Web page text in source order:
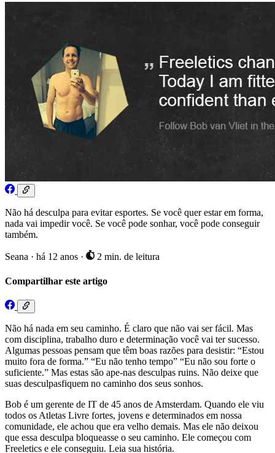
Não há desculpa para evitar esportes. Se você quer estar em forma,
nada vai impedir você. Se você pode sonhar, você pode conseguir
também.
Seana · há 12 anos · 2 min. de leitura
Compartilhar este artigo
Não há nada em seu caminho. É claro que não vai ser fácil. Mas
com disciplina, trabalho duro e determinação você vai ter sucesso.
Algumas pessoas pensam que têm boas razões para desistir: “Estou
muito fora de forma.” “Eu não tenho tempo” “Eu não sou forte o
suficiente.” Mas estas são ape-nas desculpas ruins. Não deixe que
suas desculpasfiquem no caminho dos seus sonhos.
Bob é um gerente de IT de 45 anos de Amsterdam. Quando ele viu
todos os Atletas Livre fortes, jovens e determinados em nossa
comunidade, ele achou que era velho demais. Mas ele não deixou
que essa desculpa bloqueasse o seu caminho. Ele começou com
Freeletics e ele conseguiu. Leia sua história.